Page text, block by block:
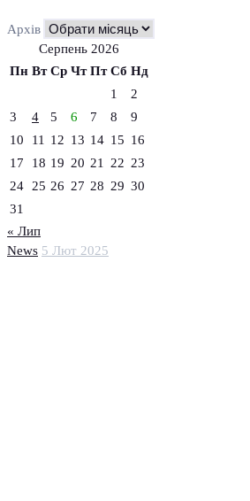
News 5 Лют 2025
Архів
Серпень 2026
Пн Вт Ср Чт Пт Сб Нд
1
2
3
4 5 6 7 8
9
10
11 12 13 14 15 16
17
18 19 20 21 22 23
24
25 26 27 28 29 30
31
« Лип